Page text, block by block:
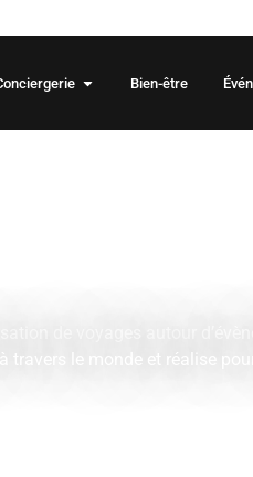
Bien-être
de
le monde et réalise pour